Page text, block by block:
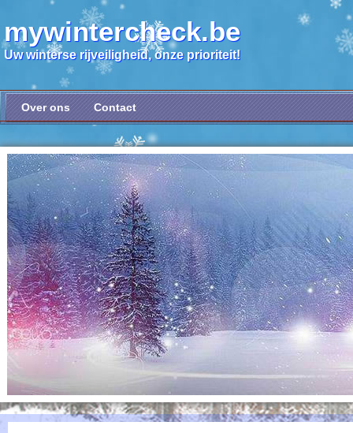
mywintercheck.be
Uw winterse rijveiligheid, onze prioriteit!
Over ons Contact